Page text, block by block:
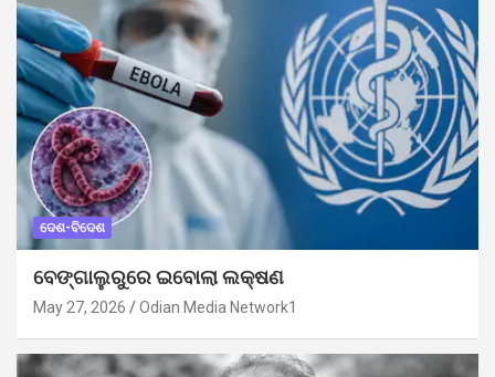
ଦେଶ-ବିଦେଶ
ବେଙ୍ଗାଲୁରୁରେ ଇବୋଲା ଲକ୍ଷଣ
May 27, 2026 Odian Media Network1